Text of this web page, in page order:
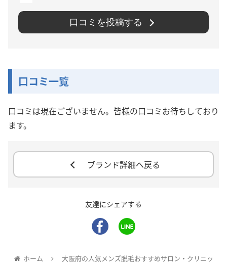
口コミを投稿する
口コミ一覧
口コミは現在ございません。皆様の口コミお待ちしており
ます。
ブランド詳細へ戻る
友達にシェアする
ホーム
大阪府の人気メンズ脱毛おすすめサロン・クリニッ